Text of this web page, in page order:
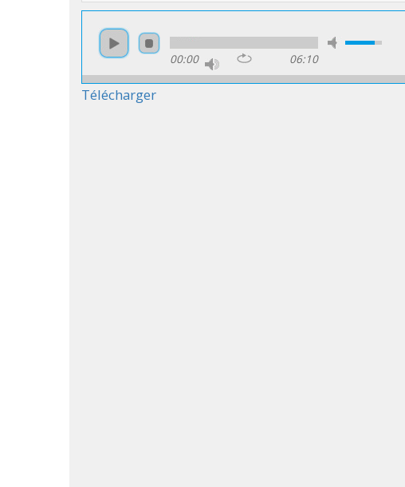
00:00 06:10
Télécharger